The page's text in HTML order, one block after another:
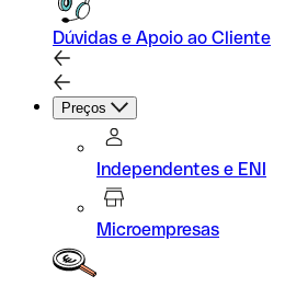
Dúvidas e Apoio ao Cliente
Preços
Independentes e ENI
Microempresas